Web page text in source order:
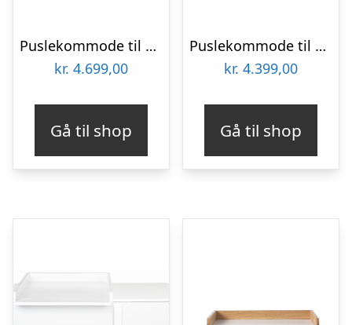
Puslekommode til børneværelset i birketræ og MDF H91 x B105 x D54 cm – Grøn
kr. 4.699,00
Gå til shop
Puslekommode til børneværelset i birketræ og MDF H91 x B105 x D54 cm – Lysegrå
kr. 4.399,00
Gå til shop